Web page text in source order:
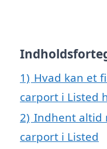
1) Hvad kan et
carport i Listed
2) Indhent altid
carport i Listed